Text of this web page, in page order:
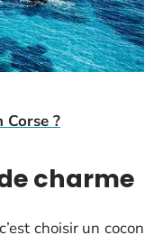
Corse ?
charme
choisir un cocon